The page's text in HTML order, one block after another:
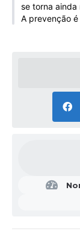
Telefones Úteis
se torna ainda
A prevenção